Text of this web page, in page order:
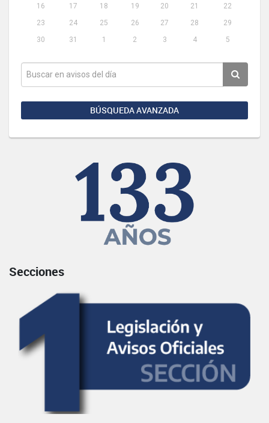
16
17 18 19 20 21
22
23
24 25 26 27 28
29
30
31 1 2 3 4 5
BÚSQUEDA AVANZADA
Secciones